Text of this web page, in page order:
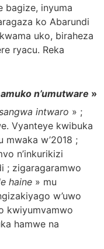
bagize, inyuma
ko Abarundi
uko, biraheza
ryacu. Reka
n’umutware »
intwaro » ;
Vyanteye kwibuka
mwaka w’2018 ;
n’inkurikizi
; zigaragaramwo
haine » mu
w’uwo
kwiyumvamwo
hamwe na